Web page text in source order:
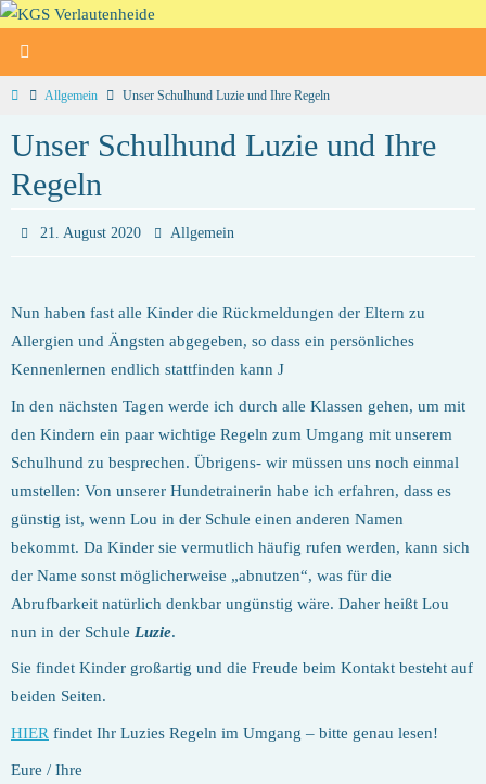
Zum
Inhalt
HomeAllgemein Unser Schulhund Luzie und Ihre Regeln
Unser Schulhund Luzie und Ihre
Regeln
21. August 2020 Allgemein
Nun haben fast alle Kinder die Rückmeldungen der Eltern zu
Allergien und Ängsten abgegeben, so dass ein persönliches
Kennenlernen endlich stattfinden kann J
In den nächsten Tagen werde ich durch alle Klassen gehen, um mit
den Kindern ein paar wichtige Regeln zum Umgang mit unserem
Schulhund zu besprechen. Übrigens- wir müssen uns noch einmal
umstellen: Von unserer Hundetrainerin habe ich erfahren, dass es
günstig ist, wenn Lou in der Schule einen anderen Namen
bekommt. Da Kinder sie vermutlich häufig rufen werden, kann sich
der Name sonst möglicherweise „abnutzen“, was für die
Abrufbarkeit natürlich denkbar ungünstig wäre. Daher heißt Lou
nun in der Schule Luzie.
Sie findet Kinder großartig und die Freude beim Kontakt besteht auf
beiden Seiten.
HIER findet Ihr Luzies Regeln im Umgang – bitte genau lesen!
Eure / Ihre